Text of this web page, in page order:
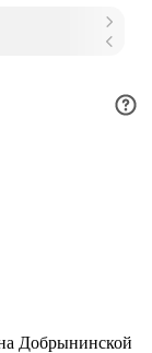
Добрынинской